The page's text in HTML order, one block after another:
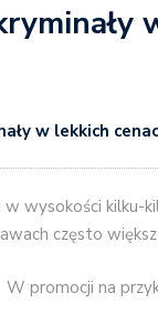
w lekkich
wysokości kilku-
często
W promocji na